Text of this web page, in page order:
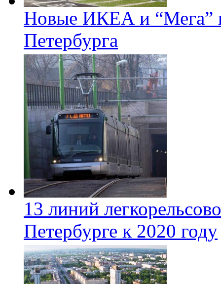
Новые ИКЕА и “Мега”
Петербурга
13 линий
Петербурге к 2020 году